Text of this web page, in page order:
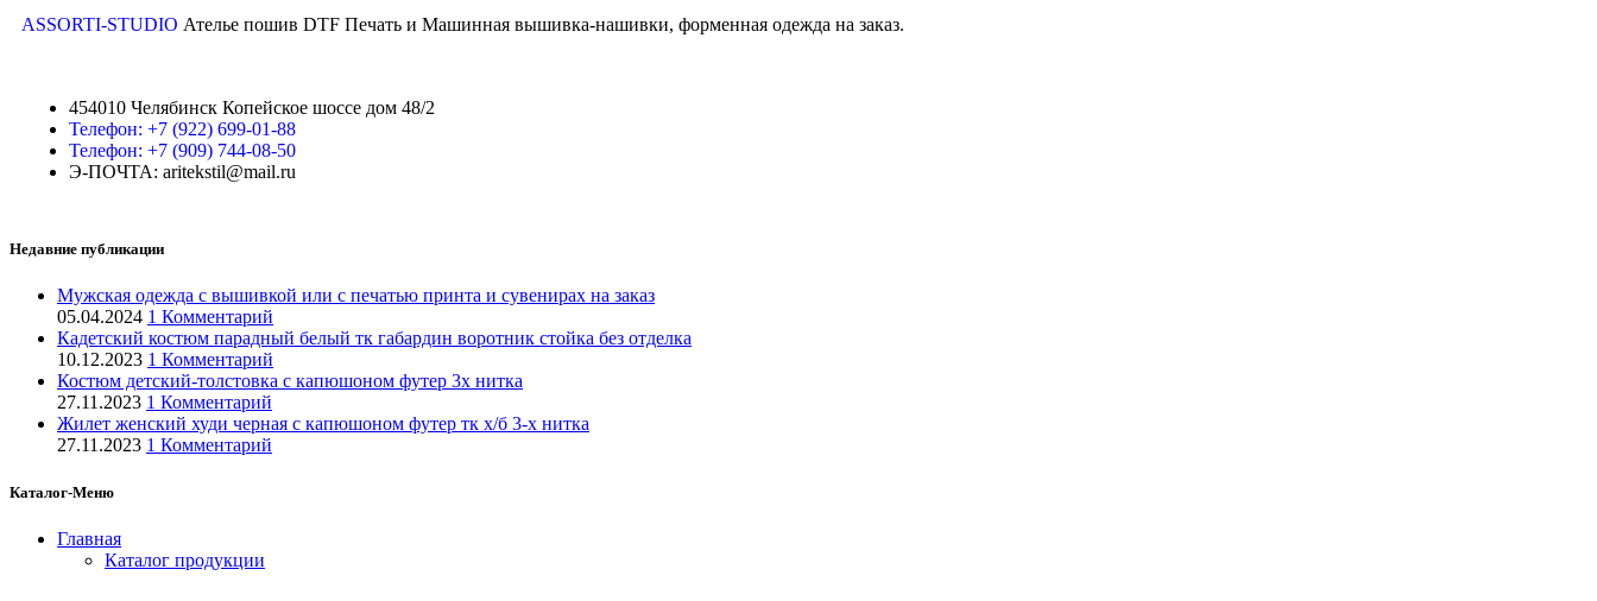
ASSORTI-STUDIO Ателье пошив DTF Печать и Машинная вышивка-нашивки, форменная одежда на заказ.
454010 Челябинск Копейское шоссе дом 48/2
Телефон: +7 (922) 699-01-88
Телефон: +7 (909) 744-08-50
Э-ПОЧТА: aritekstil@mail.ru
Недавние публикации
Мужская одежда с вышивкой или с печатью принта и сувенирах на заказ
05.04.2024 1 Комментарий
Кадетский костюм парадный белый тк габардин воротник стойка без отделка
10.12.2023 1 Комментарий
Костюм детский-толстовка с капюшоном футер 3х нитка
27.11.2023 1 Комментарий
Жилет женский худи черная с капюшоном футер тк х/б 3-х нитка
27.11.2023 1 Комментарий
Каталог-Меню
Главная
Каталог продукции